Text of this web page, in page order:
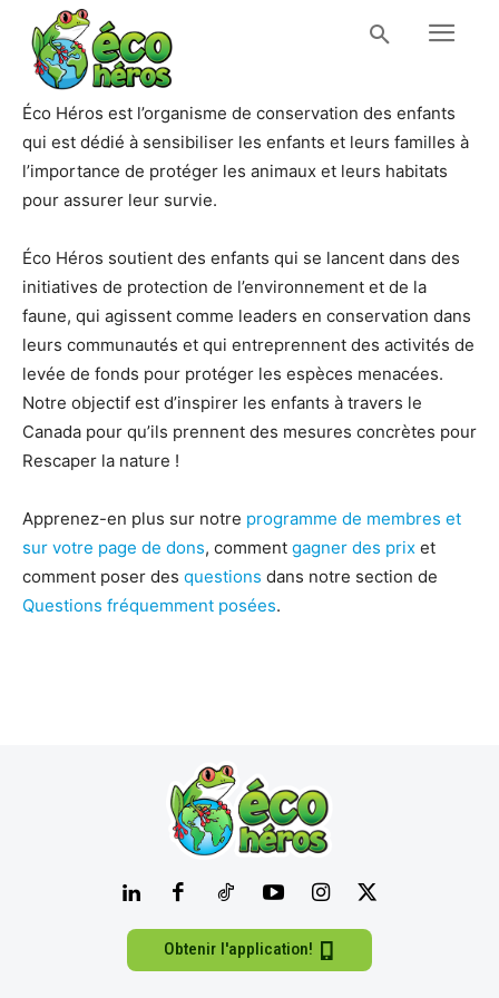
Éco Héros est l’organisme de conservation des enfants
qui est dédié à sensibiliser les enfants et leurs familles à
l’importance de protéger les animaux et leurs habitats
pour assurer leur survie.
Éco Héros soutient des enfants qui se lancent dans des
initiatives de protection de l’environnement et de la
faune, qui agissent comme leaders en conservation dans
leurs communautés et qui entreprennent des activités de
levée de fonds pour protéger les espèces menacées.
Notre objectif est d’inspirer les enfants à travers le
Canada pour qu’ils prennent des mesures concrètes pour
Rescaper la nature !
Apprenez-en plus sur notre programme de membres et
sur votre page de dons, comment gagner des prix et
comment poser des questions dans notre section de
Questions fréquemment posées.
Obtenir l'application!